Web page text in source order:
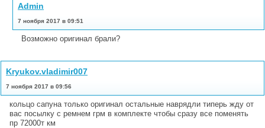
Admin
7 ноября 2017 в 09:51
Возможно оригинал брали?
Kryukov.vladimir007
7 ноября 2017 в 09:56
кольцо сапуна только оригинал остальные наврядли типерь жду от
вас посылку с ремнем грм в комплекте чтобы сразу все поменять
пр 72000т км